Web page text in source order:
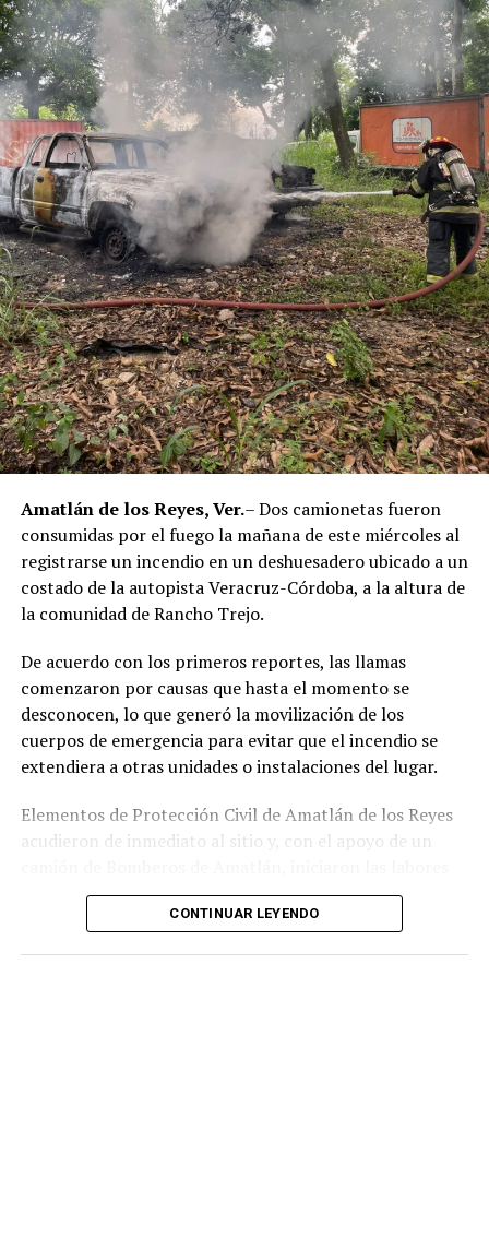
Los ahora sentenciados formaban parte de la Policía
Municipal de Coscomatepec durante la administración
del alcalde de Movimiento Ciudadano, Armando Reyes
Muñoz, y permanecerán recluidos en el Centro de
Reinserción Social de Mediana Seguridad de La Toma, en
Amatlán de los Reyes, donde cumplirán la condena.
Aunque durante el operativo fueron detenidos siete
policías municipales, la sentencia dada a conocer
corresponde únicamente a seis de ellos. Hasta el
momento, las autoridades no han informado la situación
jurídica del séptimo implicado.
El caso evidenció presuntas irregularidades dentro de la
corporación policiaca y motivó la intervención de
autoridades estatales y federales, en un contexto de
reforzamiento de las investigaciones contra servidores
públicos relacionados con actividades ilícitas en la
La sentencia representa uno de los primeros fallos
derivados de aquel operativo y confirma la
responsabilidad penal de los exuniformados por delitos
relacionados con la posesión de droga y el
públicos.
Amatlán de los Reyes, Ver.– Dos camionetas fueron
consumidas por el fuego la mañana de este miércoles al
registrarse un incendio en un deshuesadero ubicado a un
costado de la autopista Veracruz-Córdoba, a la altura de
la comunidad de Rancho Trejo.
De acuerdo con los primeros reportes, las llamas
comenzaron por causas que hasta el momento se
desconocen, lo que generó la movilización de los
cuerpos de emergencia para evitar que el incendio se
extendiera a otras unidades o instalaciones del lugar.
Elementos de Protección Civil de Amatlán de los Reyes
acudieron de inmediato al sitio y, con el apoyo de un
para sofocar el fuego, logrando controlar la emergencia
tras varios minutos de trabajo.
CONTINUAR LEYENDO